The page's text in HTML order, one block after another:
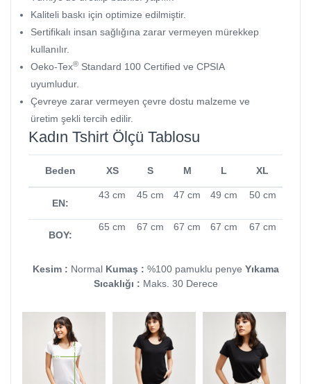
Kaliteli baskı için optimize edilmiştir.
Sertifikalı insan sağlığına zarar vermeyen mürekkep
kullanılır.
Oeko-Tex® Standard 100 Certified ve CPSIA
uyumludur.
Çevreye zarar vermeyen çevre dostu malzeme ve
üretim şekli tercih edilir.
Kadın Tshirt Ölçü Tablosu
Beden XS S M L XL
EN:
43 cm 45 cm 47 cm 49 cm 50 cm
BOY:
65 cm 67 cm 67 cm 67 cm 67 cm
Kesim : Normal Kumaş : %100 pamuklu penye Yıkama
Sıcaklığı : Maks. 30 Derece